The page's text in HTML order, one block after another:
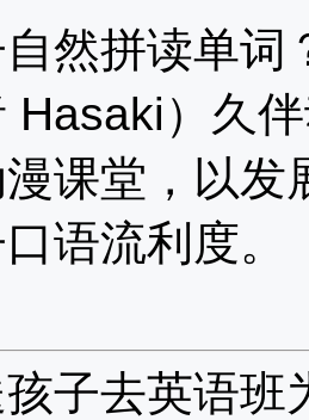
然拼读单词
Hasaki）久
课堂，以发
语流利度。
子去英语班